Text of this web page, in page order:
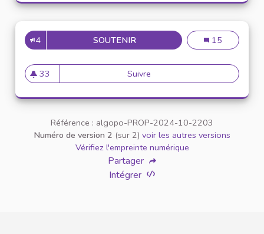
4 SOUTENIRCITOYEN UNIVERSITAIRE :
CITOYEN
15
33
33 abonnés
Suivre CITOYEN UNIVERSITAIRE
Référence : algopo-PROP-2024-10-2203
Numéro de version 2 (sur 2) voir les autres versions
Vérifiez l'empreinte numérique
Partager
Intégrer